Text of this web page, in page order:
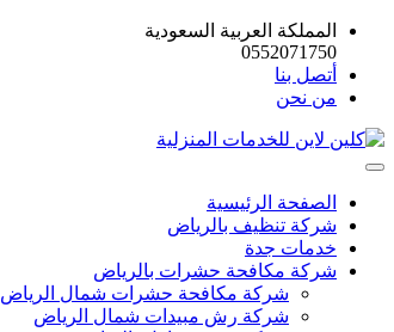
المملكة العربية السعودية
0552071750
أتصل بنا
من نحن
الصفحة الرئيسية
شركة تنظيف بالرياض
خدمات جدة
شركة مكافحة حشرات بالرياض
شركة مكافحة حشرات شمال الرياض
شركة رش مبيدات شمال الرياض